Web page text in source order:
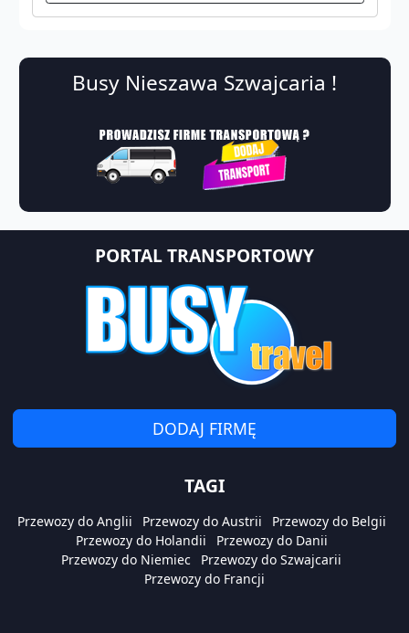
Busy Nieszawa Szwajcaria !
PORTAL TRANSPORTOWY
DODAJ FIRMĘ
TAGI
Przewozy do Anglii Przewozy do Austrii
Przewozy do Belgii
Przewozy do Holandii
Przewozy do Danii
Przewozy do Niemiec
Przewozy do Szwajcarii
Przewozy do Francji